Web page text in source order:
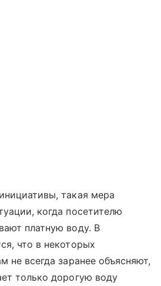
такая мера
когда посетителю
платную воду. В
что в некоторых
не всегда заранее объясняют,
только дорогую воду